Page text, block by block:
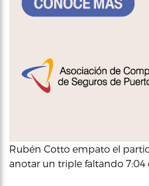
Rubén Cotto empato el
anotar un triple faltando 7:04